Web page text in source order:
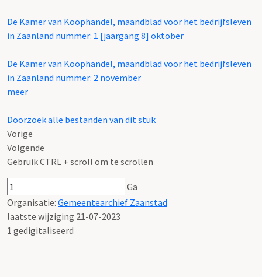
De Kamer van Koophandel, maandblad voor het bedrijfsleven
in Zaanland nummer: 1 [jaargang 8] oktober
De Kamer van Koophandel, maandblad voor het bedrijfsleven
in Zaanland nummer: 2 november
meer
De Kamer van Koophandel, maandblad voor het bedrijfsleven
in Zaanland nummer: 3 december
Doorzoek alle bestanden van dit stuk
Vorige
Volgende
Gebruik CTRL + scroll om te scrollen
Ga
Organisatie: Gemeentearchief Zaanstad
laatste wijziging 21-07-2023
1 gedigitaliseerd